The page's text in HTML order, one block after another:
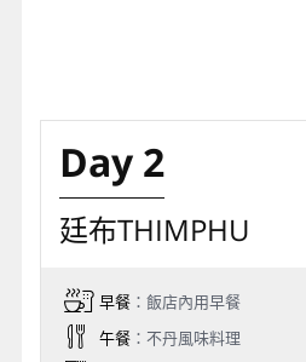
Day 2
廷布THIMPHU
早餐：飯店內用早餐
午餐：不丹風味料理